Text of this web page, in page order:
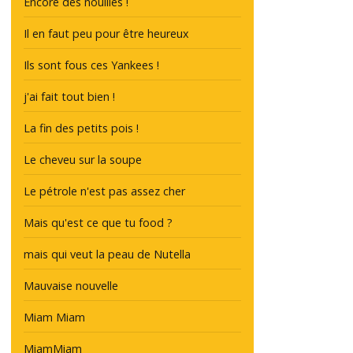
Il en faut peu pour être heureux
Ils sont fous ces Yankees !
j'ai fait tout bien !
La fin des petits pois !
Le cheveu sur la soupe
Le pétrole n'est pas assez cher
Mais qu'est ce que tu food ?
mais qui veut la peau de Nutella
Mauvaise nouvelle
Miam Miam
MiamMiam